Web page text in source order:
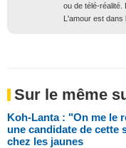
ou de télé-réalité.
L'amour est dans
Sur le même
Koh-Lanta : "On me le
une candidate de cette
chez les jaunes